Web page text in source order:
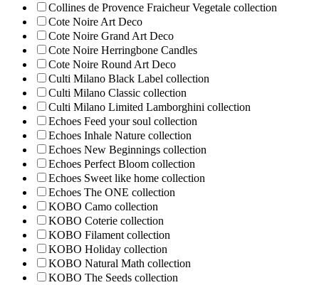
Collines de Рrovencе Fraicheur Vegetale collection
Cote Noire Art Deco
Cote Noire Grand Art Deco
Cote Noire Herringbone Candles
Cote Noire Round Art Deco
Culti Milano Black Label collection
Culti Milano Classic collection
Culti Milano Limited Lamborghini collection
Echoes Feed your soul collection
Echoes Inhale Nature collection
Echoes New Beginnings collection
Echoes Perfect Bloom collection
Echoes Sweet like home collection
Echoes The ONE collection
KOBO Camo collection
KOBO Coterie collection
KOBO Filament collection
KOBO Holiday collection
KOBO Natural Math collection
KOBO The Seeds collection